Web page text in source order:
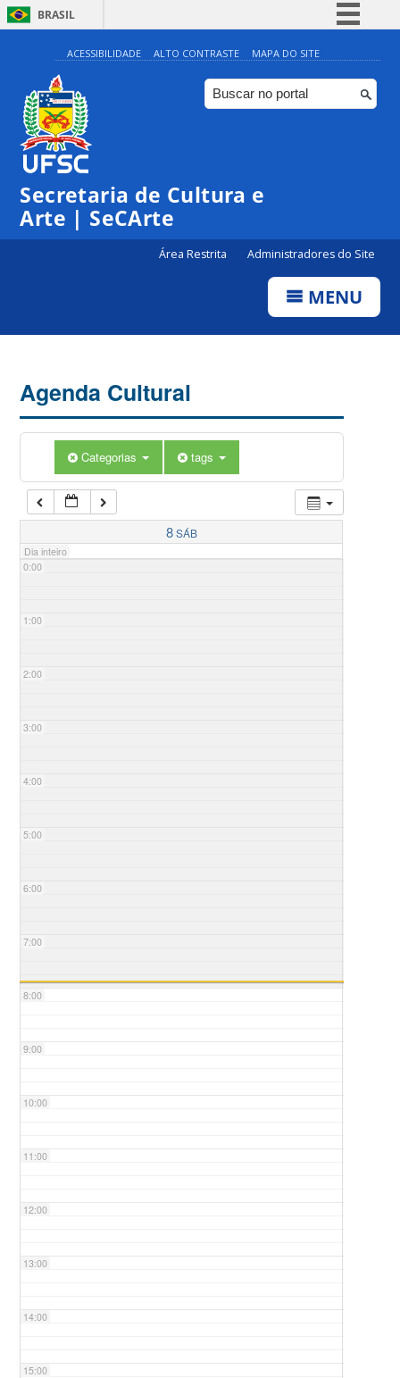
BRASIL
Simplifique!
Comunica BR
Participe
ACESSIBILIDADE ALTO CONTRASTE MAPA DO SITE
Secretaria de Cultura e
Arte | SeCArte
Área Restrita Administradores do Site
MENU
Agenda Cultural
Categorias tags
8SÁB
Dia inteiro
0:00
1:00
2:00
3:00
4:00
5:00
6:00
7:00
8:00
9:00
10:00
11:00
12:00
13:00
14:00
15:00